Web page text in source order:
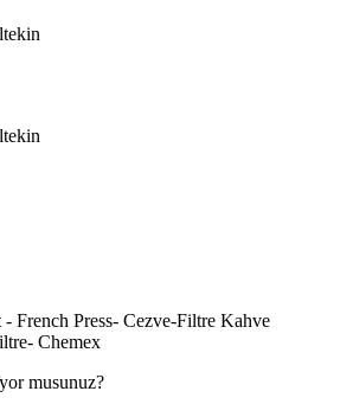
French Press- Cezve-Filtre Kahve
Chemex
musunuz?